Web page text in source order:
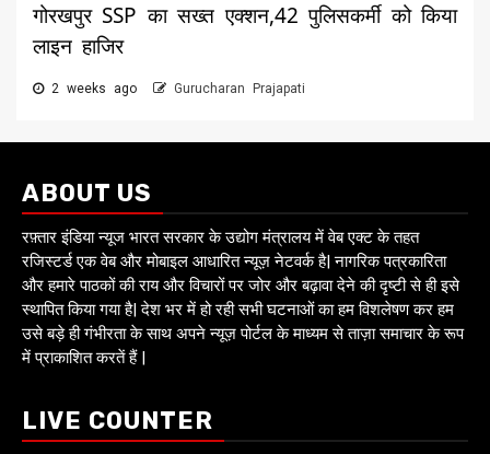
गोरखपुर SSP का सख्त एक्शन,42 पुलिसकर्मी को किया
लाइन हाजिर
2 weeks ago Gurucharan Prajapati
ABOUT US
रफ़्तार इंडिया न्यूज भारत सरकार के उद्योग मंत्रालय में वेब एक्ट के तहत
रजिस्टर्ड एक वेब और मोबाइल आधारित न्यूज़ नेटवर्क है| नागरिक पत्रकारिता
और हमारे पाठकों की राय और विचारों पर जोर और बढ़ावा देने की दृष्टी से ही इसे
स्थापित किया गया है| देश भर में हो रही सभी घटनाओं का हम विशलेषण कर हम
उसे बड़े ही गंभीरता के साथ अपने न्यूज़ पोर्टल के माध्यम से ताज़ा समाचार के रूप
में प्राकाशित करतें हैं |
LIVE COUNTER